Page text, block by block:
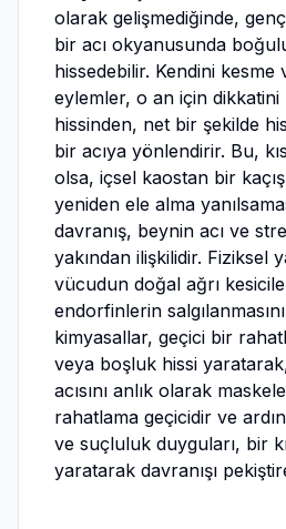
olarak gelişmediğinde,
bir acı okyanusunda
hissedebilir. Kendini kesme
eylemler, o an için
hissinden, net bir şekilde
bir acıya yönlendirir. Bu,
olsa, içsel kaostan bir
yeniden ele alma
davranış, beynin acı ve
yakından ilişkilidir. Fiziksel
vücudun doğal ağrı
endorfinlerin
kimyasallar, geçici bir
veya boşluk hissi
acısını anlık olarak
rahatlama geçicidir ve
ve suçluluk duyguları, bir
yaratarak davranışı